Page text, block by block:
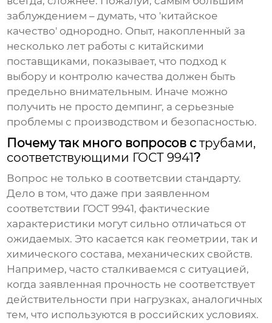
заблуждением – думать, что 'китайское
качество' однородно. Опыт, накопленный за
несколько лет работы с китайскими
поставщиками, показывает, что подход к
выбору и контролю качества должен быть
предельно внимательным. Иначе можно
получить не просто демпинг, а серьезные
проблемы с производством и безопасностью.
Почему так много вопросов струбами,
соответствующими ГОСТ 9941?
Вопрос не только в соответсвии стандарту.
Дело в том, что даже при заявленном
соответствии ГОСТ 9941, фактические
характеристики могут сильно отличаться от
ожидаемых. Это касается как геометрии, так и
химического состава, механических свойств.
Например, часто сталкиваемся с ситуацией,
когда заявленная прочность не соответствует
действительности при нагрузках, аналогичных
тем, что используются в российских условиях.